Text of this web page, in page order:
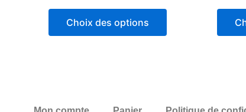
Choix des options
options
la